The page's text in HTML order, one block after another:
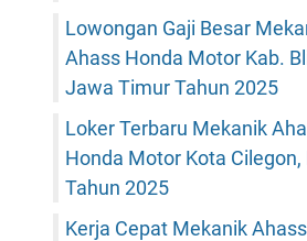
Lowongan Gaji Besar
Ahass Honda Motor Kab.
Jawa Timur Tahun 2025
Loker Terbaru Mekanik
Honda Motor Kota Cilegon,
Tahun 2025
Kerja Cepat Mekanik